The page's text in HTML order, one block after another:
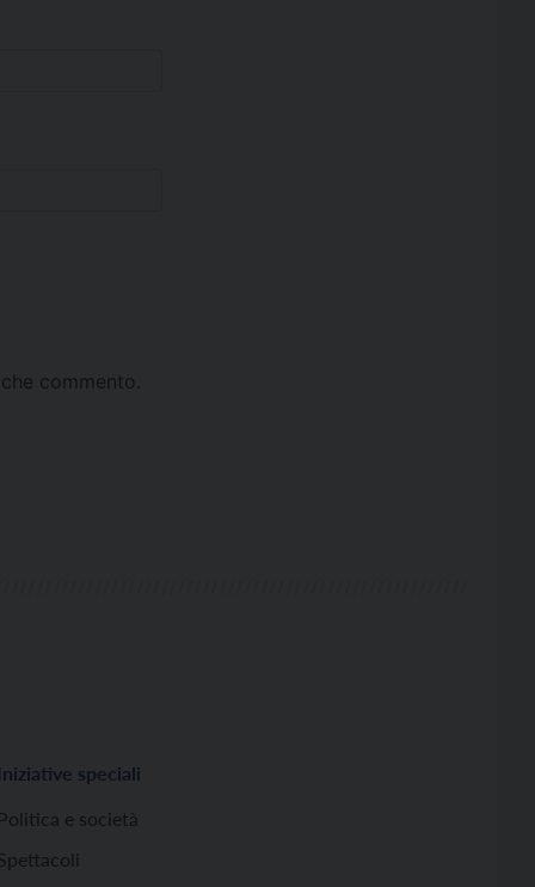
commento.
Iniziative speciali
Politica e società